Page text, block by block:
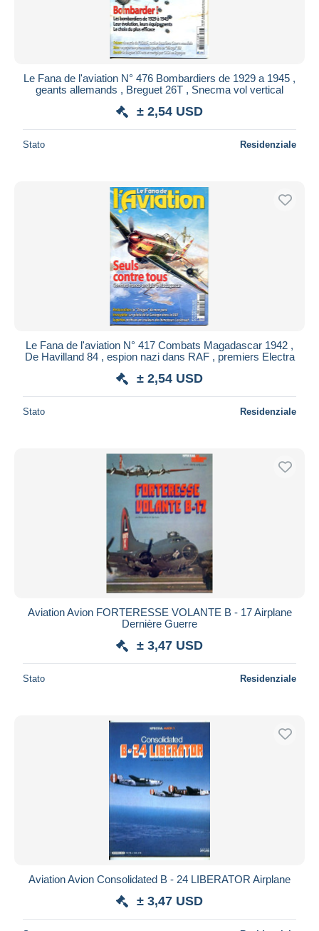
Le Fana de l'aviation N° 476 Bombardiers de 1929 a 1945 ,
geants allemands , Breguet 26T , Snecma vol vertical
± 2,54 USD
Stato Residenziale
Le Fana de l'aviation N° 417 Combats Magadascar 1942 ,
De Havilland 84 , espion nazi dans RAF , premiers Electra
± 2,54 USD
Stato Residenziale
Aviation Avion FORTERESSE VOLANTE B - 17 Airplane
Dernière Guerre
± 3,47 USD
Stato Residenziale
Aviation Avion Consolidated B - 24 LIBERATOR Airplane
± 3,47 USD